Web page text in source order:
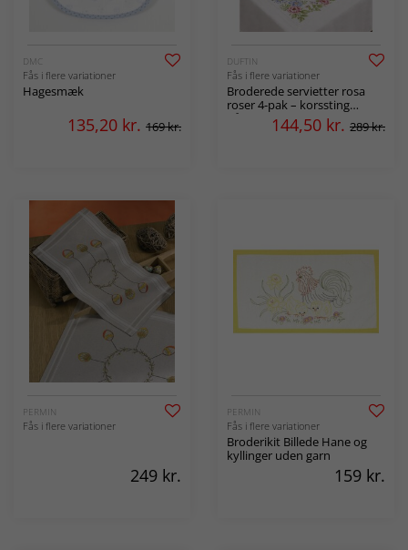
DMC
Fås i flere variationer
Hagesmæk
135,20 kr. 169 kr.
DUFTIN
Fås i flere variationer
Broderede servietter rosa
roser 4-pak – korssting
påtrykt bomuldsstof
144,50 kr. 289 kr.
PERMIN
Fås i flere variationer
249 kr.
PERMIN
Fås i flere variationer
Broderikit Billede Hane og
kyllinger uden garn
159 kr.